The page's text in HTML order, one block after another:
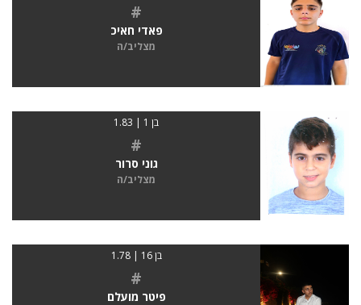
#
פאדי חאיכ
מצליב/ה
בן 1 | 1.83
#
גוני סרור
מצליב/ה
בן 16 | 1.78
#
פיטר מועלם